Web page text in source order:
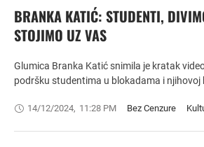
BRANKA KATIĆ: STUDENTI,
STOJIMO UZ VAS
Glumica Branka Katić snimila je kratak
podršku studentima u blokadama i njihovoj
14/12/2024, 11:28 PM Bez Cenzure